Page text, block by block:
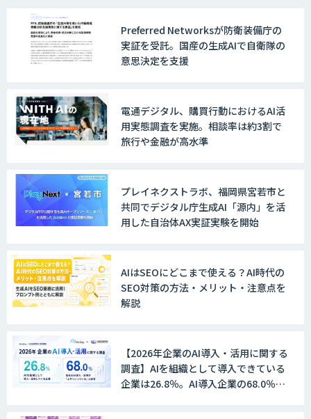
Preferred Networksが防衛装備庁の
実証を受託。国産の生成AIで自衛隊の
意思決定を支援
電通デジタル、購買行動におけるAI活
用実態調査を実施。相談率は約3割で
旅行や金融が高水準
プレイネクストラボ、福岡県宮若市と
共同でデジタル庁生成AI「源内」を活
用した自治体AX実証実験を開始
AIはSEOにどこまで使える？AI時代の
SEO対策の方法・メリット・注意点を
解説
【2026年企業のAI導入・活用に関する
調査】AIを組織として導入できている
企業は26.8％。AI導入企業の68.0％